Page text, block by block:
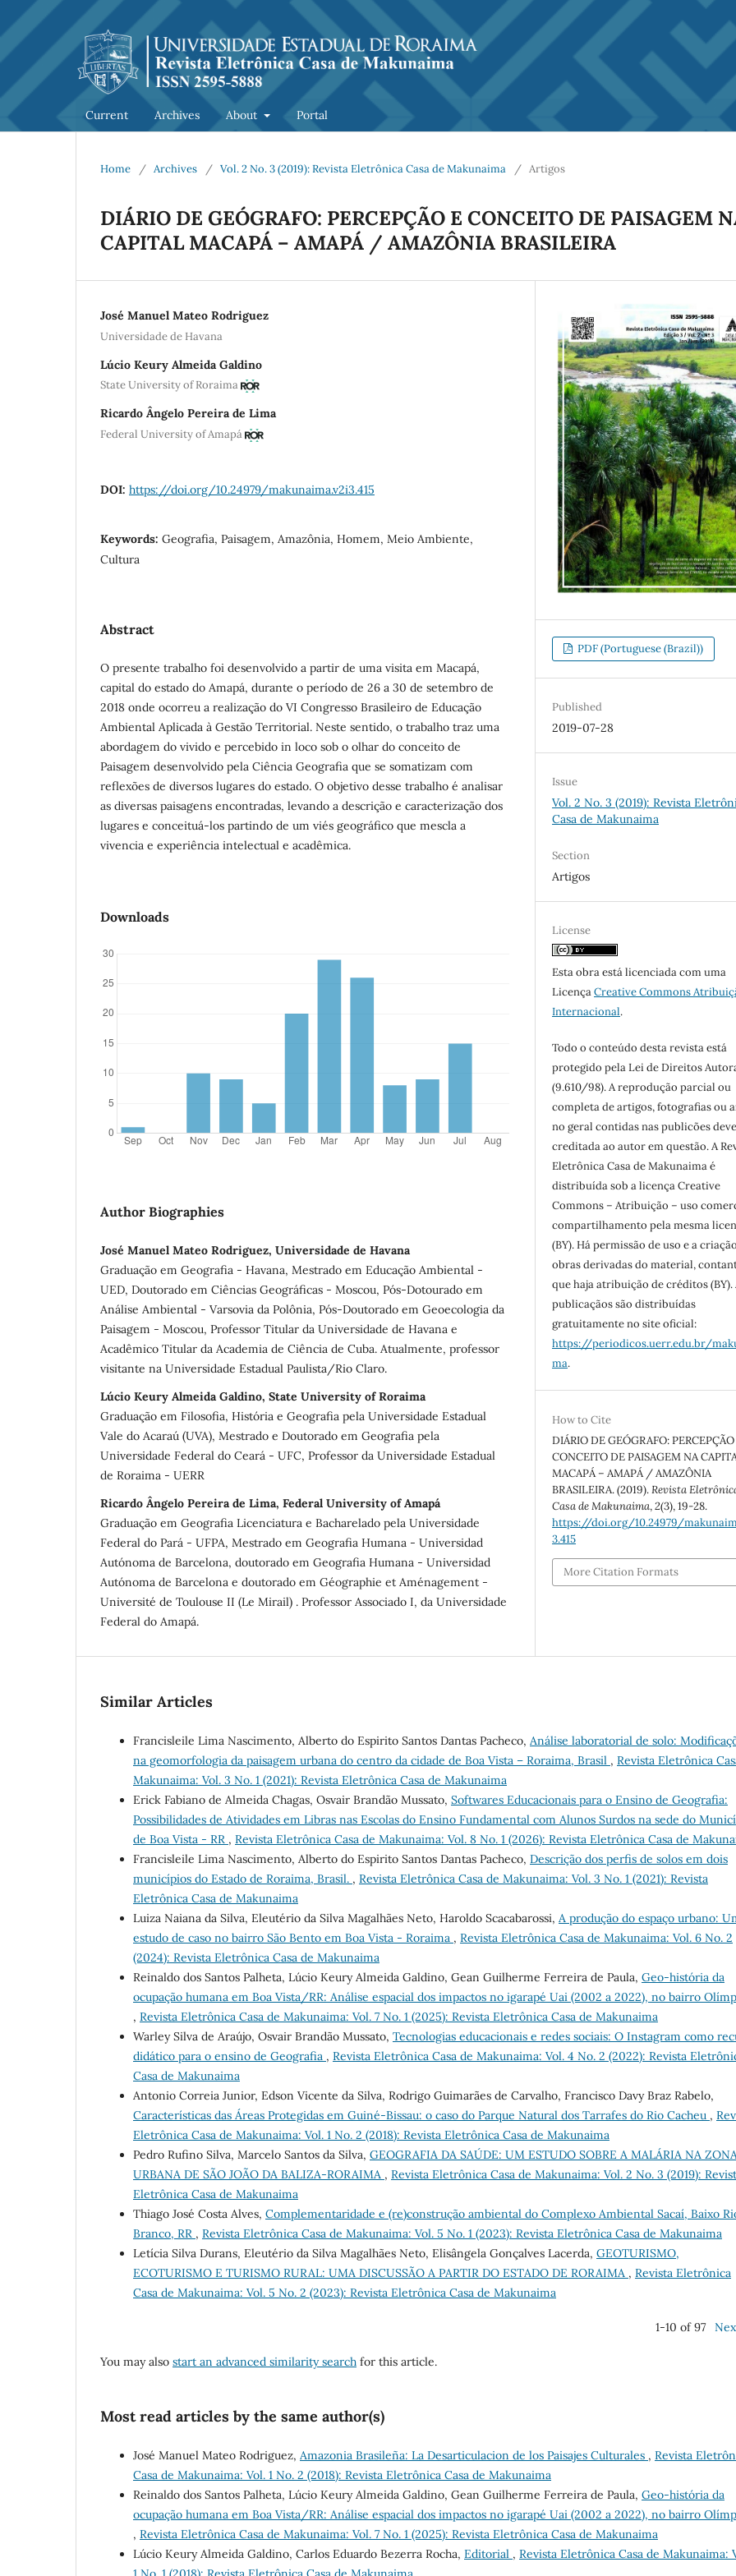
Current Archives About Portal
Home / Archives / Vol. 2 No. 3 (2019): Revista Eletrônica Casa de Makunaima / Artigos
DIÁRIO DE GEÓGRAFO: PERCEPÇÃO E CONCEITO DE PAISAGEM
CAPITAL MACAPÁ – AMAPÁ / AMAZÔNIA BRASILEIRA
José Manuel Mateo Rodriguez
Universidade de Havana
Lúcio Keury Almeida Galdino
State University of Roraima
Ricardo Ângelo Pereira de Lima
Federal University of Amapá
DOI: https://doi.org/10.24979/makunaima.v2i3.415
Keywords: Geografia, Paisagem, Amazônia, Homem, Meio Ambiente,
Cultura
Abstract
O presente trabalho foi desenvolvido a partir de uma visita em Macapá,
capital do estado do Amapá, durante o período de 26 a 30 de setembro de
2018 onde ocorreu a realização do VI Congresso Brasileiro de Educação
Ambiental Aplicada à Gestão Territorial. Neste sentido, o trabalho traz uma
abordagem do vivido e percebido in loco sob o olhar do conceito de
Paisagem desenvolvido pela Ciência Geografia que se somatizam com
reflexões de diversos lugares do estado. O objetivo desse trabalho é analisar
as diversas paisagens encontradas, levando a descrição e caracterização dos
lugares e conceituá-los partindo de um viés geográfico que mescla a
vivencia e experiência intelectual e acadêmica.
Downloads
Author Biographies
José Manuel Mateo Rodriguez, Universidade de Havana
Graduação em Geografia - Havana, Mestrado em Educação Ambiental -
UED, Doutorado em Ciências Geográficas - Moscou, Pós-Dotourado em
Análise Ambiental - Varsovia da Polônia, Pós-Doutorado em Geoecologia da
Paisagem - Moscou, Professor Titular da Universidade de Havana e
Acadêmico Titular da Academia de Ciência de Cuba. Atualmente, professor
visitante na Universidade Estadual Paulista/Rio Claro.
Lúcio Keury Almeida Galdino, State University of Roraima
Graduação em Filosofia, História e Geografia pela Universidade Estadual
Vale do Acaraú (UVA), Mestrado e Doutorado em Geografia pela
Universidade Federal do Ceará - UFC, Professor da Universidade Estadual
de Roraima - UERR
Ricardo Ângelo Pereira de Lima, Federal University of Amapá
Graduação em Geografia Licenciatura e Bacharelado pela Universidade
Federal do Pará - UFPA, Mestrado em Geografia Humana - Universidad
Autónoma de Barcelona, doutorado em Geografia Humana - Universidad
Autónoma de Barcelona e doutorado em Géographie et Aménagement -
Université de Toulouse II (Le Mirail) . Professor Associado I, da Universidade
Federal do Amapá.
PDF (Portuguese (Brazil))
Published
2019-07-28
Issue
Vol. 2 No. 3 (2019): Revista
Casa de Makunaima
Section
Artigos
License
Esta obra está licenciada com uma
LicençaCreative Commons
Internacional.
Todo o conteúdo desta revista está
protegido pela Lei de Direitos
(9.610/98). A reprodução parcial ou
completa de artigos, fotografias ou
no geral contidas nas publicões
creditada ao autor em questão. A
Eletrônica Casa de Makunaima é
distribuída sob a licença Creative
Commons – Atribuição – uso
compartilhamento pela mesma
(BY). Há permissão de uso e a
obras derivadas do material,
que haja atribuição de créditos (BY).
publicaçãos são distribuídas
gratuitamente no site oficial:
https://periodicos.uerr.edu.br/
ma.
How to Cite
DIÁRIO DE GEÓGRAFO:
CONCEITO DE PAISAGEM NA
MACAPÁ – AMAPÁ / AMAZÔNIA
BRASILEIRA. (2019).Revista
Casa de Makunaima,2(3), 19-28.
https://doi.org/10.24979/
3.415
More Citation Formats
Similar Articles
Francisleile Lima Nascimento, Alberto do Espirito Santos Dantas Pacheco, Análise laboratorial de solo:
na geomorfologia da paisagem urbana do centro da cidade de Boa Vista – Roraima, Brasil , Revista Eletrônica
Makunaima: Vol. 3 No. 1 (2021): Revista Eletrônica Casa de Makunaima
Erick Fabiano de Almeida Chagas, Osvair Brandão Mussato, Softwares Educacionais para o Ensino de Geografia:
Possibilidades de Atividades em Libras nas Escolas do Ensino Fundamental com Alunos Surdos na sede do
de Boa Vista - RR , Revista Eletrônica Casa de Makunaima: Vol. 8 No. 1 (2026): Revista Eletrônica Casa de
Francisleile Lima Nascimento, Alberto do Espirito Santos Dantas Pacheco, Descrição dos perfis de solos em dois
municípios do Estado de Roraima, Brasil. , Revista Eletrônica Casa de Makunaima: Vol. 3 No. 1 (2021): Revista
Eletrônica Casa de Makunaima
Luiza Naiana da Silva, Eleutério da Silva Magalhães Neto, Haroldo Scacabarossi, A produção do espaço urbano:
estudo de caso no bairro São Bento em Boa Vista - Roraima , Revista Eletrônica Casa de Makunaima: Vol. 6 No. 2
(2024): Revista Eletrônica Casa de Makunaima
Reinaldo dos Santos Palheta, Lúcio Keury Almeida Galdino, Gean Guilherme Ferreira de Paula, Geo-história da
ocupação humana em Boa Vista/RR: Análise espacial dos impactos no igarapé Uai (2002 a 2022), no bairro
, Revista Eletrônica Casa de Makunaima: Vol. 7 No. 1 (2025): Revista Eletrônica Casa de Makunaima
Warley Silva de Araújo, Osvair Brandão Mussato, Tecnologias educacionais e redes sociais: O Instagram como
didático para o ensino de Geografia , Revista Eletrônica Casa de Makunaima: Vol. 4 No. 2 (2022): Revista
Casa de Makunaima
Antonio Correia Junior, Edson Vicente da Silva, Rodrigo Guimarães de Carvalho, Francisco Davy Braz Rabelo,
Características das Áreas Protegidas em Guiné-Bissau: o caso do Parque Natural dos Tarrafes do Rio Cacheu ,
Eletrônica Casa de Makunaima: Vol. 1 No. 2 (2018): Revista Eletrônica Casa de Makunaima
Pedro Rufino Silva, Marcelo Santos da Silva, GEOGRAFIA DA SAÚDE: UM ESTUDO SOBRE A MALÁRIA NA
URBANA DE SÃO JOÃO DA BALIZA-RORAIMA , Revista Eletrônica Casa de Makunaima: Vol. 2 No. 3 (2019):
Eletrônica Casa de Makunaima
Thiago José Costa Alves, Complementaridade e (re)construção ambiental do Complexo Ambiental Sacaí, Baixo
Branco, RR , Revista Eletrônica Casa de Makunaima: Vol. 5 No. 1 (2023): Revista Eletrônica Casa de Makunaima
Letícia Silva Durans, Eleutério da Silva Magalhães Neto, Elisângela Gonçalves Lacerda, GEOTURISMO,
ECOTURISMO E TURISMO RURAL: UMA DISCUSSÃO A PARTIR DO ESTADO DE RORAIMA , Revista Eletrônica
Casa de Makunaima: Vol. 5 No. 2 (2023): Revista Eletrônica Casa de Makunaima
1-10 of 97
You may also start an advanced similarity search for this article.
Most read articles by the same author(s)
José Manuel Mateo Rodriguez, Amazonia Brasileña: La Desarticulacion de los Paisajes Culturales , Revista
Casa de Makunaima: Vol. 1 No. 2 (2018): Revista Eletrônica Casa de Makunaima
Reinaldo dos Santos Palheta, Lúcio Keury Almeida Galdino, Gean Guilherme Ferreira de Paula, Geo-história da
ocupação humana em Boa Vista/RR: Análise espacial dos impactos no igarapé Uai (2002 a 2022), no bairro
, Revista Eletrônica Casa de Makunaima: Vol. 7 No. 1 (2025): Revista Eletrônica Casa de Makunaima
Lúcio Keury Almeida Galdino, Carlos Eduardo Bezerra Rocha, Editorial , Revista Eletrônica Casa de Makunaima: